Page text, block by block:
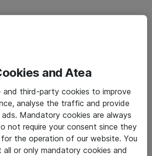
and Atea
and third-party cookies to improve
analyse the traffic and provide
ads. Mandatory cookies are always
not require your consent since they
the operation of our website. You
all or only mandatory cookies and